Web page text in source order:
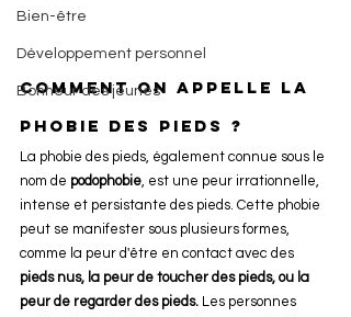
Bien-être
Développement personnel
Bonheur des jeunes
Comment on appelle la
phobie des pieds ?
La phobie des pieds, également connue sous le
nom de podophobie, est une peur irrationnelle,
intense et persistante des pieds. Cette phobie
peut se manifester sous plusieurs formes,
comme la peur d'être en contact avec des
pieds nus, la peur de toucher des pieds, ou la
peur de regarder des pieds. Les personnes